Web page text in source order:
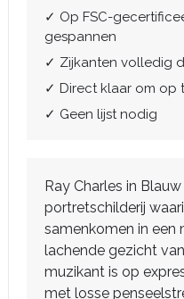
✓ Op FSC-
gespannen
✓ Zijkanten volledig
✓ Direct klaar om op
✓ Geen lijst nodig
Ray Charles in
portretschilderij
samenkomen in een
lachende gezicht
muzikant is op
met losse